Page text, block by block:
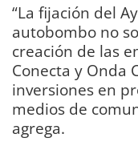
“La fijación del
autobombo no
creación de las
Conecta y Onda
inversiones en
medios de
agrega.